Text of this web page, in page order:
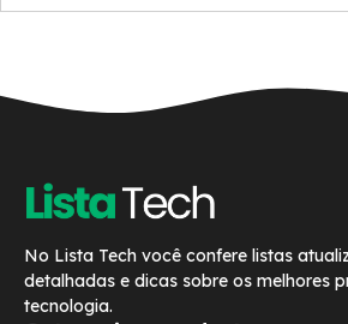
No Lista Tech você confere listas
detalhadas e dicas sobre os melhores
tecnologia.